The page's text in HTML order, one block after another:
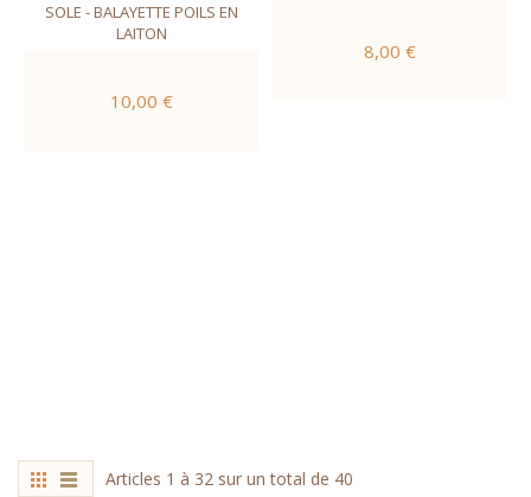
SOLE - BALAYETTE POILS EN
LAITON
10,00 €
8,00 €
Articles 1 à 32 sur un total de 40